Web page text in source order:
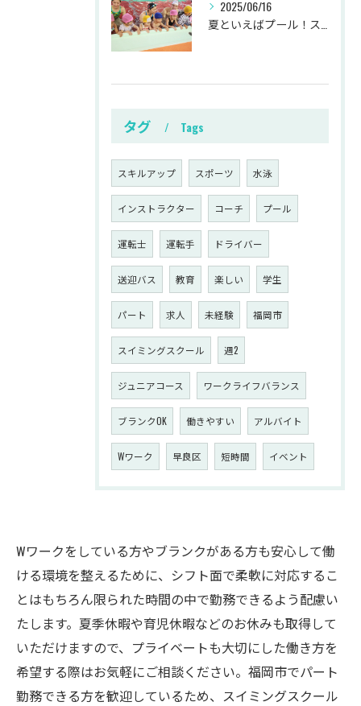
2025/06/16
タグ Tags
スキルアップ スポーツ 水泳
インストラクター コーチ プール
運転士 運転手 ドライバー
送迎バス 教育 楽しい 学生
パート 求人 未経験 福岡市
スイミングスクール 週2
ジュニアコース ワークライフバランス
ブランクOK 働きやすい アルバイト
Wワーク 早良区 短時間 イベント
Wワークをしている方やブランクがある方も安心して働
ける環境を整えるために、シフト面で柔軟に対応するこ
とはもちろん限られた時間の中で勤務できるよう配慮い
たします。夏季休暇や育児休暇などのお休みも取得して
いただけますので、プライベートも大切にした働き方を
希望する際はお気軽にご相談ください。福岡市でパート
勤務できる方を歓迎しているため、スイミングスクール